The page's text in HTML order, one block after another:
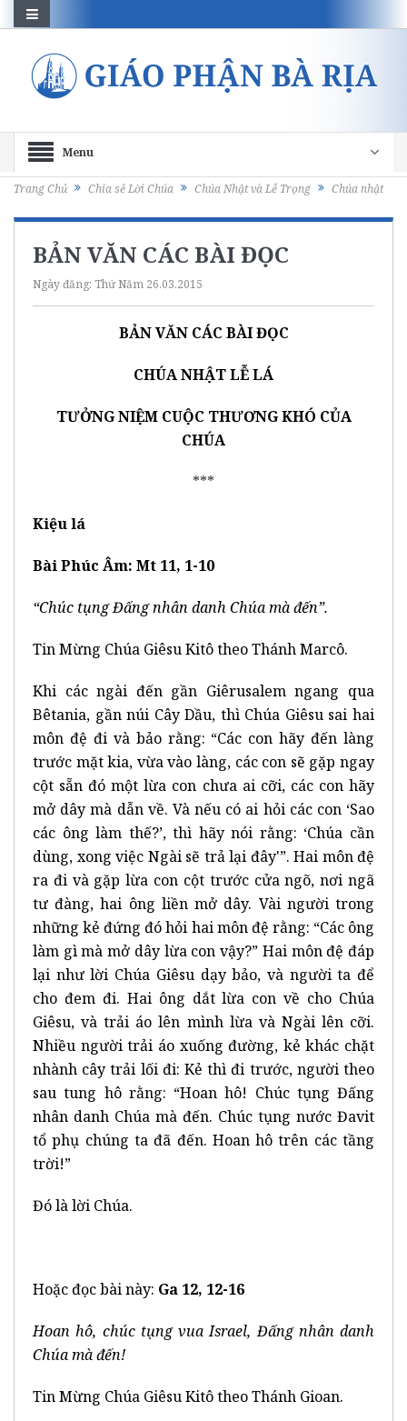
Menu
Trang Chủ Chia sẻ Lời Chúa Chúa Nhật và Lễ Trọng Chúa nhật
BẢN VĂN CÁC BÀI ĐỌC
Ngày đăng: Thứ Năm 26.03.2015
BẢN VĂN CÁC BÀI ĐỌC
CHÚA NHẬT LỄ LÁ
TƯỞNG NIỆM CUỘC THƯƠNG KHÓ CỦA
CHÚA
***
Kiệu lá
Bài Phúc Âm: Mt 11, 1-10
“Chúc tụng Đấng nhân danh Chúa mà đến”.
Tin Mừng Chúa Giêsu Kitô theo Thánh Marcô.
Khi các ngài đến gần Giêrusalem ngang qua
Bêtania, gần núi Cây Dầu, thì Chúa Giêsu sai hai
môn đệ đi và bảo rằng: “Các con hãy đến làng
trước mặt kia, vừa vào làng, các con sẽ gặp ngay
cột sẵn đó một lừa con chưa ai cỡi, các con hãy
mở dây mà dẫn về. Và nếu có ai hỏi các con ‘Sao
các ông làm thế?’, thì hãy nói rằng: ‘Chúa cần
dùng, xong việc Ngài sẽ trả lại đây'”. Hai môn đệ
ra đi và gặp lừa con cột trước cửa ngõ, nơi ngã
tư đàng, hai ông liền mở dây. Vài người trong
những kẻ đứng đó hỏi hai môn đệ rằng: “Các ông
làm gì mà mở dây lừa con vậy?” Hai môn đệ đáp
lại như lời Chúa Giêsu dạy bảo, và người ta để
cho đem đi. Hai ông dắt lừa con về cho Chúa
Giêsu, và trải áo lên mình lừa và Ngài lên cỡi.
Nhiều người trải áo xuống đường, kẻ khác chặt
nhành cây trải lối đi: Kẻ thì đi trước, người theo
sau tung hô rằng: “Hoan hô! Chúc tụng Đấng
nhân danh Chúa mà đến. Chúc tụng nước Đavit
tổ phụ chúng ta đã đến. Hoan hô trên các tầng
trời!”
Đó là lời Chúa.
Hoặc đọc bài này: Ga 12, 12-16
Hoan hô, chúc tụng vua Israel, Đấng nhân danh
Chúa mà đến!
Tin Mừng Chúa Giêsu Kitô theo Thánh Gioan.